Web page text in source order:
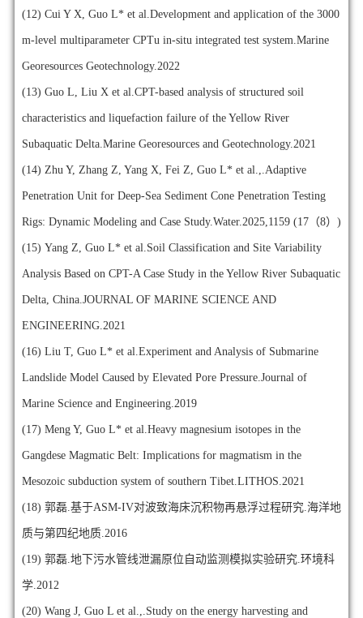
(12) Cui Y X, Guo L* et al.Development and application of the 3000
m-level multiparameter CPTu in-situ integrated test system.Marine
Georesources Geotechnology.2022
(13) Guo L, Liu X et al.CPT-based analysis of structured soil
characteristics and liquefaction failure of the Yellow River
Subaquatic Delta.Marine Georesources and Geotechnology.2021
(14) Zhu Y, Zhang Z, Yang X, Fei Z, Guo L* et al.,.Adaptive
Penetration Unit for Deep-Sea Sediment Cone Penetration Testing
Rigs: Dynamic Modeling and Case Study.Water.2025,1159 (17（8）)
(15) Yang Z, Guo L* et al.Soil Classification and Site Variability
Analysis Based on CPT-A Case Study in the Yellow River Subaquatic
Delta, China.JOURNAL OF MARINE SCIENCE AND
ENGINEERING.2021
(16) Liu T, Guo L* et al.Experiment and Analysis of Submarine
Landslide Model Caused by Elevated Pore Pressure.Journal of
Marine Science and Engineering.2019
(17) Meng Y, Guo L* et al.Heavy magnesium isotopes in the
Gangdese Magmatic Belt: Implications for magmatism in the
Mesozoic subduction system of southern Tibet.LITHOS.2021
(18) 郭磊.基于ASM-IV对波致海床沉积物再悬浮过程研究.海洋地
质与第四纪地质.2016
(19) 郭磊.地下污水管线泄漏原位自动监测模拟实验研究.环境科
学.2012
(20) Wang J, Guo L et al.,.Study on the energy harvesting and